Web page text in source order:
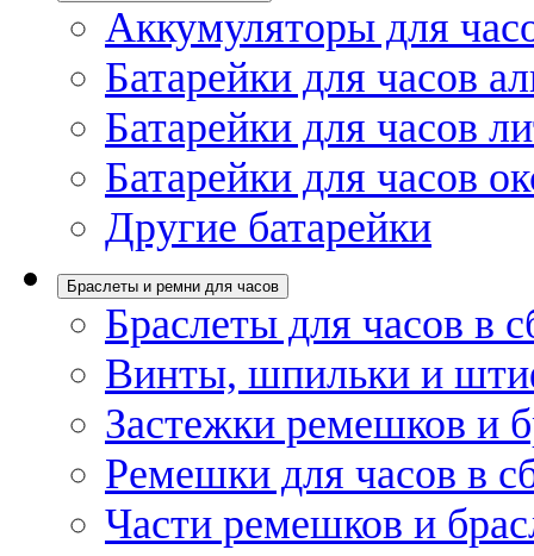
Аккумуляторы для
Батарейки для часов
Батарейки для часов
Батарейки для часов
Другие батарейки
Браслеты и ремни для часов
Браслеты для часов в
Винты, шпильки и
Застежки ремешков и
Ремешки для часов в
Части ремешков и